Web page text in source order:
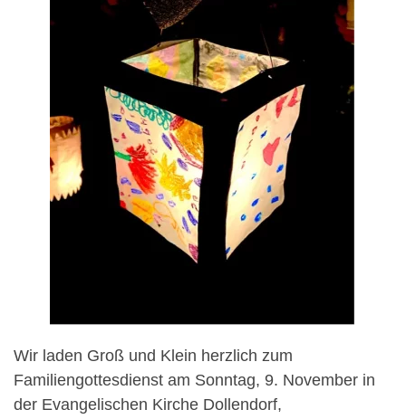
Wir laden Groß und Klein herzlich zum
Familiengottesdienst am Sonntag, 9. November in
der Evangelischen Kirche Dollendorf,